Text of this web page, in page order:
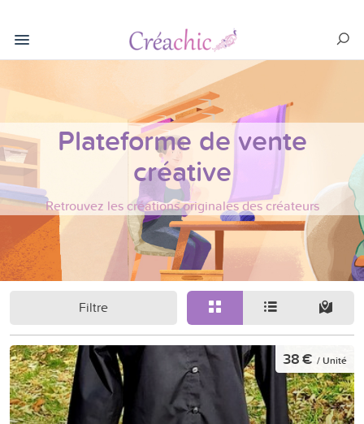
Plateforme de vente
créative
Retrouvez les créations originales des créateurs
Filtre
38 € / Unité